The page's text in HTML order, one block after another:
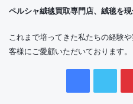
ペルシャ絨毯買取専門店、絨毯を
これまで培ってきた私たちの経験
客様にご愛顧いただいております。